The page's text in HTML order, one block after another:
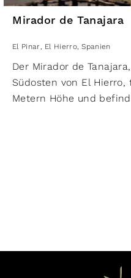
Mirador de Tanajara
El Pinar, El Hierro, Spanien
Der Mirador de
Südosten von El
Metern Höhe und
Landschaft einfügen. In